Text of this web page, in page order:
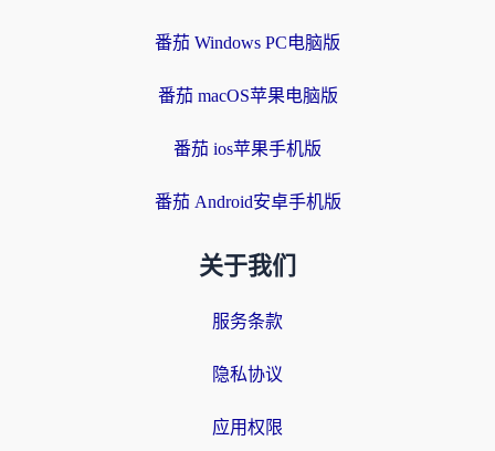
番茄 Windows PC电脑版
番茄 macOS苹果电脑版
番茄 ios苹果手机版
番茄 Android安卓手机版
关于我们
服务条款
隐私协议
应用权限